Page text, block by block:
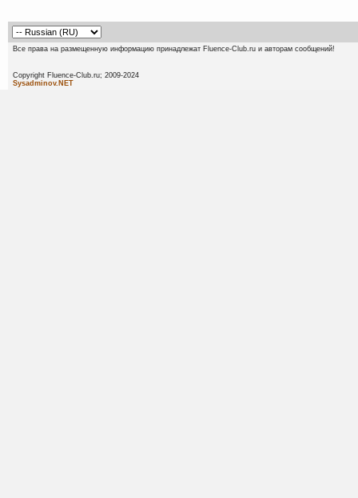
Все права на размещенную информацию принадлежат Fluence-Club.ru и авторам сообщений!
Copyright Fluence-Club.ru;
Sysadminov.NET